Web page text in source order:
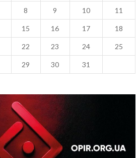
8 9 10 11
15 16 17 18
22 23 24 25
29 30
31